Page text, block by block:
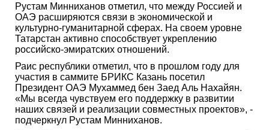
Рустам Минниханов отметил, что между Россией и
ОАЭ расширяются связи в экономической и
культурно-гуманитарной сферах. На своем уровне
Татарстан активно способствует укреплению
российско-эмиратских отношений.
Раис республики отметил, что в прошлом году для
участия в саммите БРИКС Казань посетил
Президент ОАЭ Мухаммед бен Заед Аль Нахайян.
«Мы всегда чувствуем его поддержку в развитии
наших связей и реализации совместных проектов», -
подчеркнул Рустам Минниханов.